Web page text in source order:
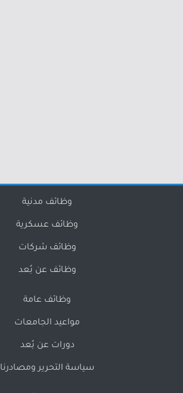
وظائف مدنية
وظائف عسكرية
وظائف شركات
وظائف عن بُعد
وظائف عامة
مواعيد الجامعات
دورات عن بُعد
سياسة التحرير ومصادرنا